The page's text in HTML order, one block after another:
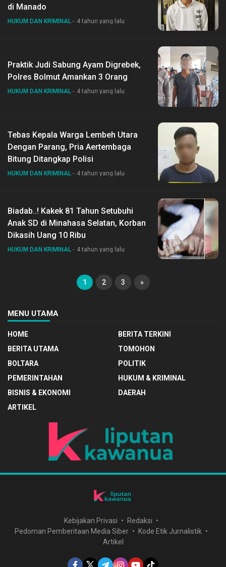
di Manado
HUKUM DAN KRIMINAL 4 tahun yang lalu
Praktik Judi Sabung Ayam Digrebek,
Polres Bolmut Amankan 3 Orang
HUKUM DAN KRIMINAL 4 tahun yang lalu
Tebas Kepala Warga Lembeh Utara
Dengan Parang, Pria Aertembaga
Bitung Ditangkap Polisi
HUKUM DAN KRIMINAL 4 tahun yang lalu
Biadab..! Kakek 81 Tahun Setubuhi
Anak SD di Minahasa Selatan, Korban
Dikasih Uang 10 Ribu
HUKUM DAN KRIMINAL 4 tahun yang lalu
1 2 3 »
MENU UTAMA
HOME
BERITA TERKINI
BERITA UTAMA
TOMOHON
BOLTARA
POLITIK
PEMERINTAHAN
HUKUM & KRIMINAL
BISNIS & EKONOMI
DAERAH
ARTIKEL
Kebijakan Privasi
Redaksi
Pedoman Pemberitaan Media Siber
Kode Etik Jurnalistik
Artikel